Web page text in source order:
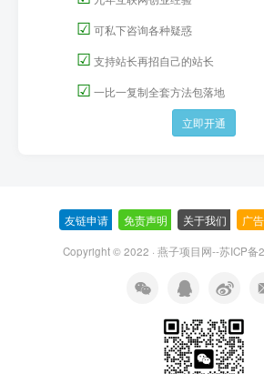
☑ 可私下咨询各种疑惑
☑ 支持站长再招自己的站长
☑ 一比一复制全套方法包落地
立即开通
友链申请 免责声明 关于我们 广
Copyright © 2022 · 燕子项目网--苏ICP备